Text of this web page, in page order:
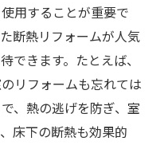
用することが重要で
断熱リフォームが人気
できます。たとえば、
リフォームも忘れては
、熱の逃げを防ぎ、室
床下の断熱も効果的